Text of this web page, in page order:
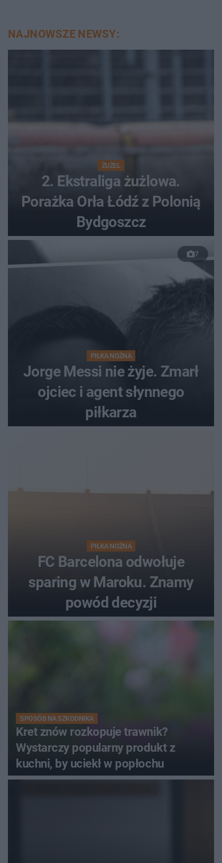
NAJNOWSZE NEWSY:
ŻUŻEL
2. Ekstraliga żużlowa.
Porażka Orła Łódź z Polonią
Bydgoszcz
7
PIŁKA NOŻNA
Jorge Messi nie żyje. Zmarł
ojciec i agent słynnego
piłkarza
PIŁKA NOŻNA
FC Barcelona odwołuje
sparing w Maroku. Znamy
powód decyzji
SPOSÓB NA SZKODNIKA
Kret znów rozkopuje trawnik?
Wystarczy popularny produkt z
kuchni, by uciekł w popłochu